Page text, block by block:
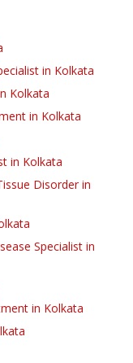
in Kolkata
Kolkata
in Kolkata
in Kolkata
Disorder in
Specialist in
in Kolkata